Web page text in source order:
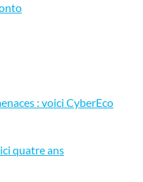
: voici CyberEco
quatre ans